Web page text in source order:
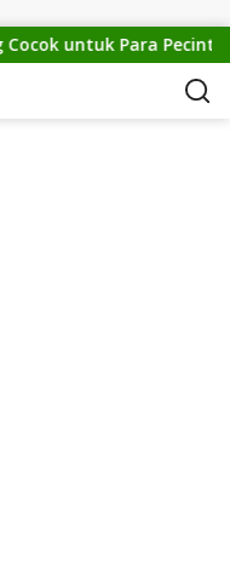
untuk Para Pecinta